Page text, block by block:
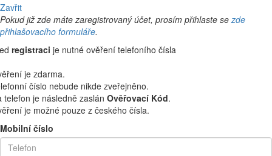
Zavřit
Pokud již zde máte zaregistrovaný účet, prosím přihlaste se zde
přihlašovacího formuláře.
registraci je nutné ověření telefoního čísla
je zdarma.
číslo nebude nikde zveřejněno.
telefon je následně zaslán Ověřovací Kód.
je možné pouze z českého čísla.
Mobilní číslo